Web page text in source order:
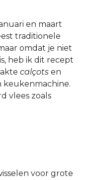
en maart
traditionele
omdat je niet
heb ik dit recept
calçots en
keukenmachine.
vlees zoals
voor grote